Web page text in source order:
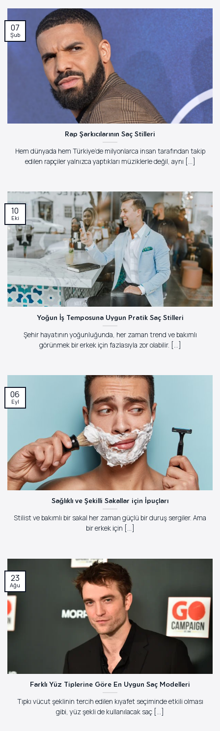
Rap Şarkıcılarının Saç Stilleri
Hem dünyada hem Türkiye’de milyonlarca insan tarafından takip
edilen rapçiler yalnızca yaptıkları müziklerle değil, aynı [...]
07
Şub
Yoğun İş Temposuna Uygun Pratik Saç Stilleri
Şehir hayatının yoğunluğunda, her zaman trend ve bakımlı
görünmek bir erkek için fazlasıyla zor olabilir. [...]
10
Eki
Sağlıklı ve Şekilli Sakallar için İpuçları
Stilist ve bakımlı bir sakal her zaman güçlü bir duruş sergiler. Ama
bir erkek için [...]
06
Eyl
Farklı Yüz Tiplerine Göre En Uygun Saç Modelleri
Tıpkı vücut şeklinin tercih edilen kıyafet seçiminde etkili olması
gibi, yüz şekli de kullanılacak saç [...]
23
Ağu